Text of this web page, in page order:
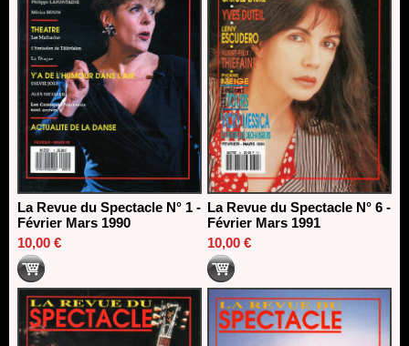
La Revue du Spectacle N° 1 -
Février Mars 1990
10,00 €
La Revue du Spectacle N° 6 -
Février Mars 1991
10,00 €